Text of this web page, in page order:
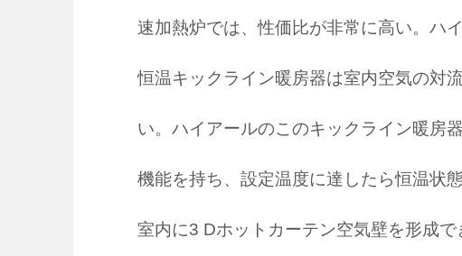
速加熱炉では、性価比が非常に高い。ハ
恒温キックライン暖房器は室内空気の対
い。ハイアールのこのキックライン暖房
機能を持ち、設定温度に達したら恒温状
室内に3 Dホットカーテン空気壁を形成